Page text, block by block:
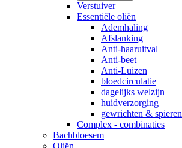
Verstuiver
Essentiële oliën
Ademhaling
Afslanking
Anti-haaruitval
Anti-beet
Anti-Luizen
bloedcirculatie
dagelijks welzijn
huidverzorging
gewrichten & spieren
Complex - combinaties
Bachbloesem
Oliën